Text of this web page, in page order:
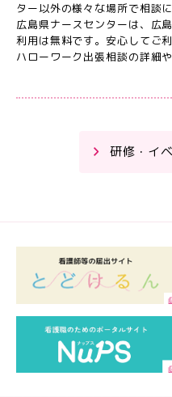
ター以外の様々な場所で相談
広島県ナースセンターは、広
利用は無料です。安心してご利
ハローワーク出張相談の詳細
研修・イ